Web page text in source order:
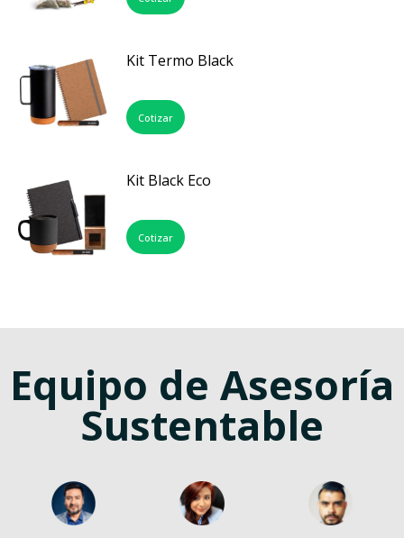
Kit Termo Black
Cotizar
Kit Black Eco
Cotizar
Equipo de Asesoría
Sustentable